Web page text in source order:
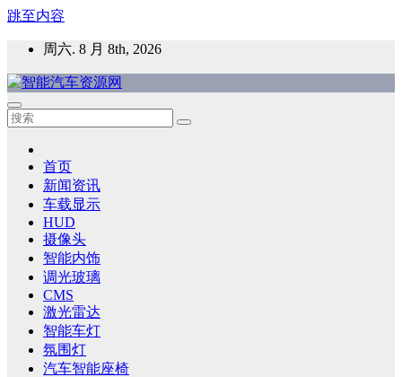
跳至内容
周六. 8 月 8th, 2026
智能汽车资源网
智能表面，智能内饰，新能源汽车，HMI，人车交互，智能车
首页
新闻资讯
车载显示
HUD
摄像头
智能内饰
调光玻璃
CMS
激光雷达
智能车灯
氛围灯
汽车智能座椅